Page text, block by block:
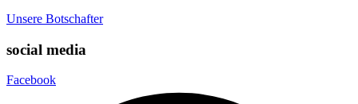
Unsere Botschafter
social media
Facebook